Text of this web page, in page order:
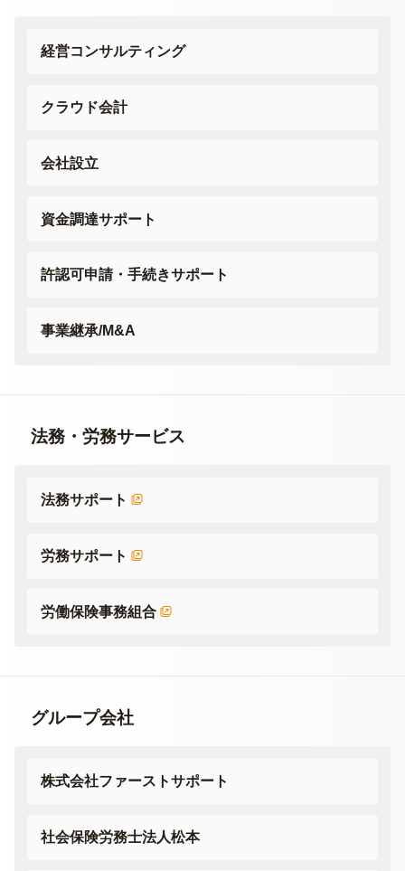
経営コンサルティング
クラウド会計
会社設立
資金調達サポート
許認可申請・手続きサポート
事業継承/M&A
法務・労務サービス
法務サポート
労務サポート
労働保険事務組合
グループ会社
株式会社ファーストサポート
社会保険労務士法人松本